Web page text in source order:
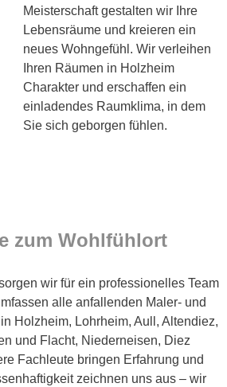
Meisterschaft gestalten wir Ihre
Lebensräume und kreieren ein
neues Wohngefühl. Wir verleihen
Ihren Räumen in Holzheim
Charakter und erschaffen ein
einladendes Raumklima, in dem
Sie sich geborgen fühlen.
zum Wohlfühlort
wir für ein professionelles Team
alle anfallenden Maler- und
Holzheim, Lohrheim, Aull, Altendiez,
und Flacht, Niederneisen, Diez
Fachleute bringen Erfahrung und
zeichnen uns aus – wir